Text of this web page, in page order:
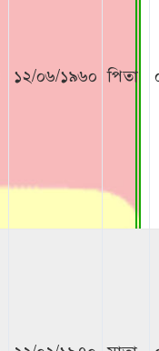
১২/০৬/১৯৬০ পিতা